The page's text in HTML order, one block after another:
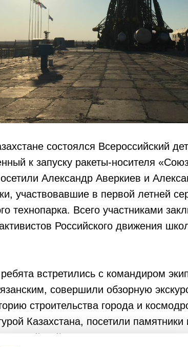
состоялся Всероссийский
к запуску ракеты-носителя
Александр Аверкиев и
участвовавшие в первой летней
технопарка. Всего участниками
Российского движения
встретились с командиром
совершили обзорную
строительства города и
Казахстана, посетили
Российской Федерации, летчиком-